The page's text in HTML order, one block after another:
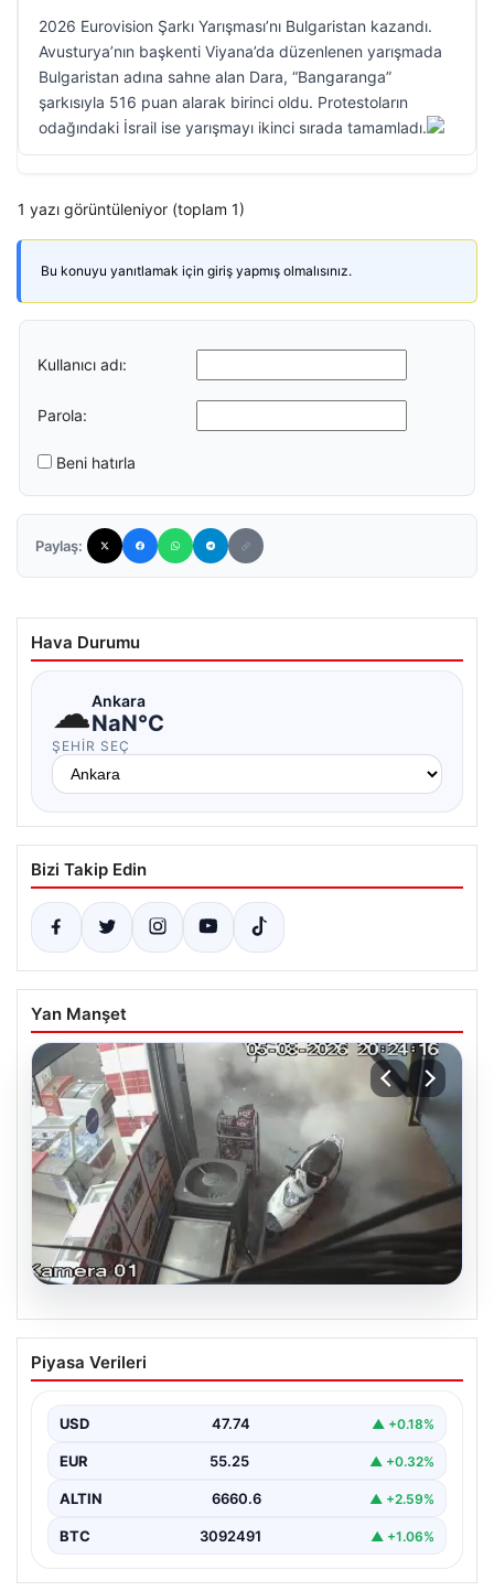
2026 Eurovision Şarkı Yarışması’nı Bulgaristan kazandı.
Avusturya’nın başkenti Viyana’da düzenlenen yarışmada
Bulgaristan adına sahne alan Dara, “Bangaranga”
şarkısıyla 516 puan alarak birinci oldu. Protestoların
odağındaki İsrail ise yarışmayı ikinci sırada tamamladı.
1 yazı görüntüleniyor (toplam 1)
Bu konuyu yanıtlamak için giriş yapmış olmalısınız.
Kullanıcı adı:
Parola:
Beni hatırla
Paylaş:
Hava Durumu
☁Ankara
NaN°C
ŞEHIR SEÇ
Bizi Takip Edin
Yan Manşet
06.08.2026
Bahçelievler’de Tahliye Edilen 4 Katlı
Binanın Çökme Anı Kayıtlarda
endişe verici sesler sonrası gece saatlerinde tahliye
edilen dört…
Piyasa Verileri
USD 47.74 ▲ +0.18%
EUR 55.25 ▲ +0.32%
ALTIN 6660.6 ▲ +2.59%
BTC 3092491 ▲ +1.06%